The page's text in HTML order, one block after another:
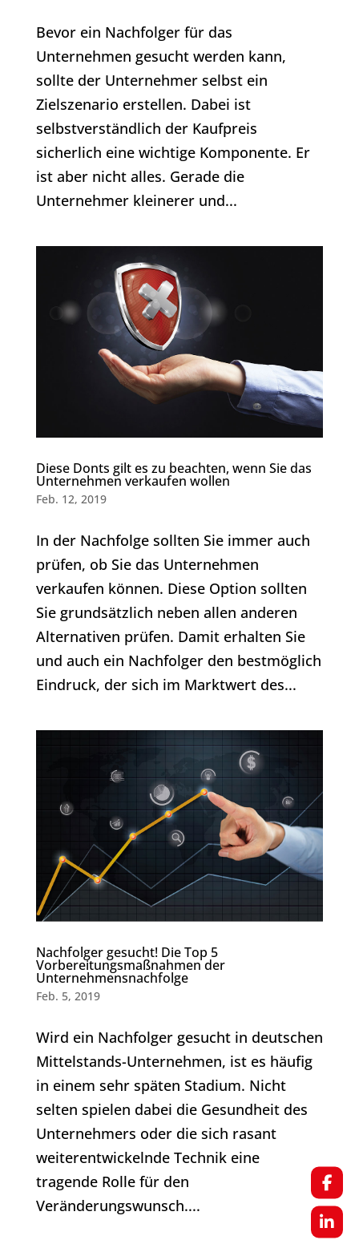
Bevor ein Nachfolger für das
Unternehmen gesucht werden kann,
sollte der Unternehmer selbst ein
Zielszenario erstellen. Dabei ist
selbstverständlich der Kaufpreis
sicherlich eine wichtige Komponente. Er
ist aber nicht alles. Gerade die
Unternehmer kleinerer und...
Diese Donts gilt es zu beachten, wenn Sie das
Unternehmen verkaufen wollen
Feb. 12, 2019
In der Nachfolge sollten Sie immer auch
prüfen, ob Sie das Unternehmen
verkaufen können. Diese Option sollten
Sie grundsätzlich neben allen anderen
Alternativen prüfen. Damit erhalten Sie
und auch ein Nachfolger den bestmöglich
Eindruck, der sich im Marktwert des...
Nachfolger gesucht! Die Top 5
Vorbereitungsmaßnahmen der
Unternehmensnachfolge
Feb. 5, 2019
Wird ein Nachfolger gesucht in deutschen
Mittelstands-Unternehmen, ist es häufig
in einem sehr späten Stadium. Nicht
selten spielen dabei die Gesundheit des
Unternehmers oder die sich rasant
weiterentwickelnde Technik eine
tragende Rolle für den
Veränderungswunsch....